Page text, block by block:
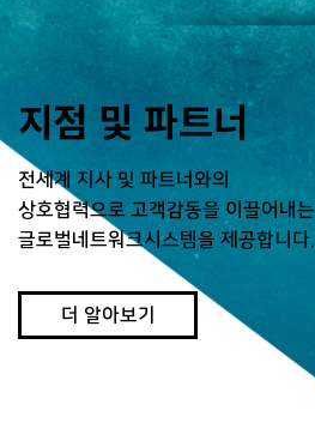
지점 및 파트너
전세계 지사 및 파트너와의
상호협력으로 고객감동을 이끌어내는
글로벌네트워크시스템을 제공합니다.
더 알아보기